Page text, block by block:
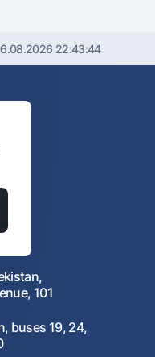
22:43:44
101
buses 19, 24,